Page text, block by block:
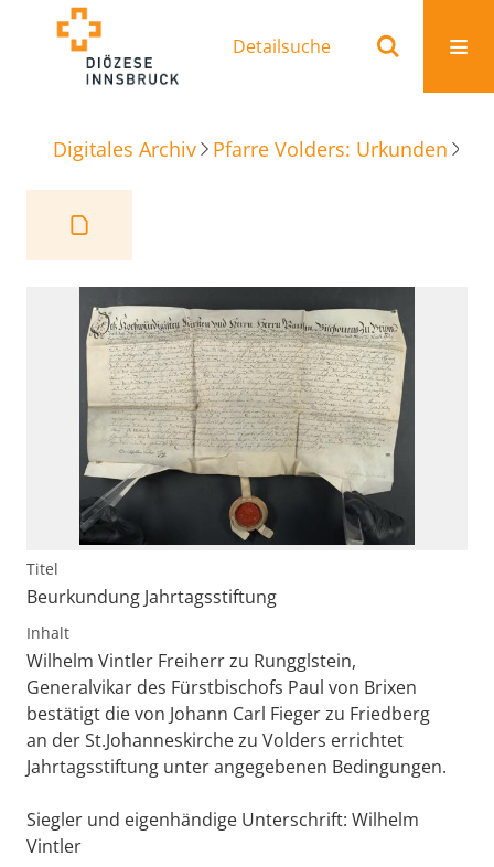
Detailsuche
Digitales Archiv Pfarre Volders: Urkunden
Titel
Beurkundung Jahrtagsstiftung
Inhalt
Wilhelm Vintler Freiherr zu Rungglstein,
Generalvikar des Fürstbischofs Paul von Brixen
bestätigt die von Johann Carl Fieger zu Friedberg
an der St.Johanneskirche zu Volders errichtet
Jahrtagsstiftung unter angegebenen Bedingungen.
Siegler und eigenhändige Unterschrift: Wilhelm
Vintler